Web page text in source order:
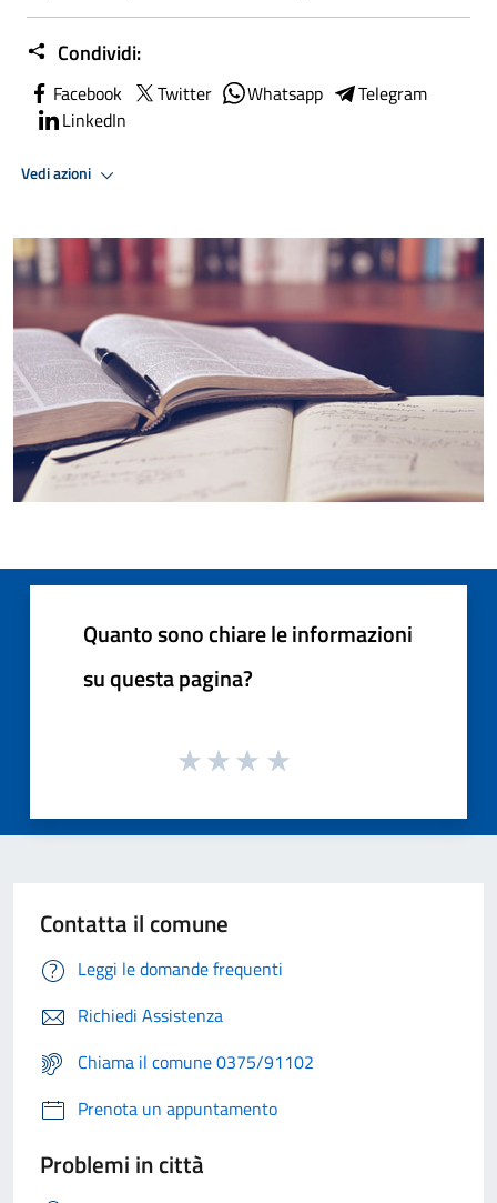
Condividi:
Facebook Twitter Whatsapp
Telegram
LinkedIn
Vedi azioni
Quanto sono chiare le informazioni
su questa pagina?
Contatta il comune
Leggi le domande frequenti
Richiedi Assistenza
Chiama il comune 0375/91102
Prenota un appuntamento
Problemi in città